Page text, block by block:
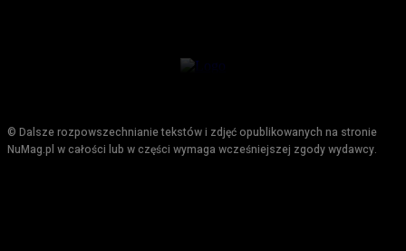
© Dalsze rozpowszechnianie tekstów i zdjęć opublikowanych na stronie
NuMag.pl w całości lub w części wymaga wcześniejszej zgody wydawcy.